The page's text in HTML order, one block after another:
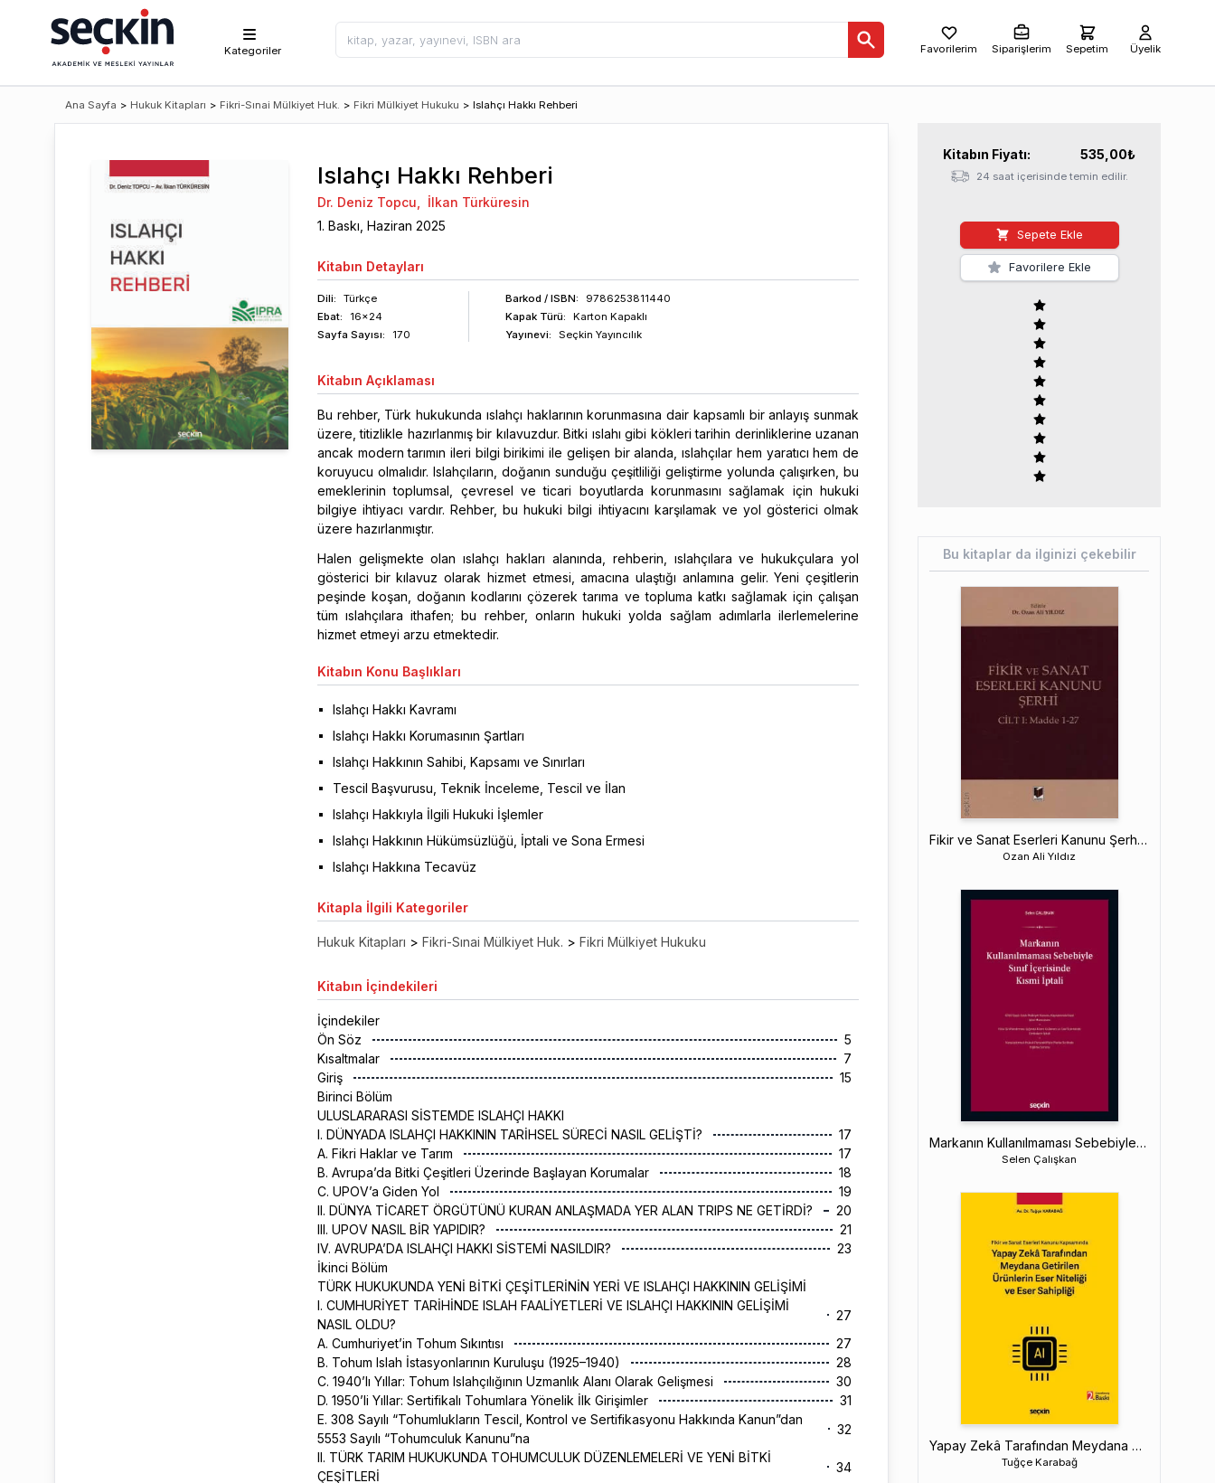
Kategoriler Favorilerim Siparişlerim Sepetim Üyelik
Ana Sayfa > Hukuk Kitapları > Fikri-Sınai Mülkiyet Huk. > Fikri Mülkiyet Hukuku > Islahçı Hakkı Rehberi
Islahçı Hakkı Rehberi
Dr. Deniz Topcu
İlkan Türküresin
1. Baskı, Haziran 2025
Kitabın Detayları
Dili:
Türkçe
Ebat:
16x24
Sayfa Sayısı: 170
Barkod / ISBN:
9786253811440
Kapak Türü:
Karton Kapaklı
Yayınevi:
Seçkin Yayıncılık
Kitabın Açıklaması
Bu rehber, Türk hukukunda ıslahçı haklarının korunmasına dair kapsamlı bir anlayış sunmak
üzere, titizlikle hazırlanmış bir kılavuzdur. Bitki ıslahı gibi kökleri tarihin derinliklerine uzanan
ancak modern tarımın ileri bilgi birikimi ile gelişen bir alanda, ıslahçılar hem yaratıcı hem de
koruyucu olmalıdır. Islahçıların, doğanın sunduğu çeşitliliği geliştirme yolunda çalışırken, bu
emeklerinin toplumsal, çevresel ve ticari boyutlarda korunmasını sağlamak için hukuki
bilgiye ihtiyacı vardır. Rehber, bu hukuki bilgi ihtiyacını karşılamak ve yol gösterici olmak
üzere hazırlanmıştır.
Halen gelişmekte olan ıslahçı hakları alanında, rehberin, ıslahçılara ve hukukçulara yol
gösterici bir kılavuz olarak hizmet etmesi, amacına ulaştığı anlamına gelir. Yeni çeşitlerin
peşinde koşan, doğanın kodlarını çözerek tarıma ve topluma katkı sağlamak için çalışan
tüm ıslahçılara ithafen; bu rehber, onların hukuki yolda sağlam adımlarla ilerlemelerine
hizmet etmeyi arzu etmektedir.
Kitabın Konu Başlıkları
Islahçı Hakkı Kavramı
Islahçı Hakkı Korumasının Şartları
Islahçı Hakkının Sahibi, Kapsamı ve Sınırları
Tescil Başvurusu, Teknik İnceleme, Tescil ve İlan
Islahçı Hakkıyla İlgili Hukuki İşlemler
Islahçı Hakkının Hükümsüzlüğü, İptali ve Sona Ermesi
Islahçı Hakkına Tecavüz
Kitapla İlgili Kategoriler
Hukuk Kitapları > Fikri-Sınai Mülkiyet Huk. > Fikri Mülkiyet Hukuku
Kitabın İçindekileri
İçindekiler
Ön Söz
5
Kısaltmalar
7
Giriş
15
Birinci Bölüm
ULUSLARARASI SİSTEMDE ISLAHÇI HAKKI
I. DÜNYADA ISLAHÇI HAKKININ TARİHSEL SÜRECİ NASIL GELİŞTİ?
17
A. Fikri Haklar ve Tarım
17
B. Avrupa’da Bitki Çeşitleri Üzerinde Başlayan Korumalar
18
C. UPOV’a Giden Yol
19
II. DÜNYA TİCARET ÖRGÜTÜNÜ KURAN ANLAŞMADA YER ALAN TRIPS NE GETİRDİ?
20
III. UPOV NASIL BİR YAPIDIR?
21
IV. AVRUPA’DA ISLAHÇI HAKKI SİSTEMİ NASILDIR?
23
İkinci Bölüm
TÜRK HUKUKUNDA YENİ BİTKİ ÇEŞİTLERİNİN YERİ VE ISLAHÇI HAKKININ GELİŞİMİ
I. CUMHURİYET TARİHİNDE ISLAH FAALİYETLERİ VE ISLAHÇI HAKKININ GELİŞİMİ
NASIL OLDU?
27
A. Cumhuriyet’in Tohum Sıkıntısı
27
B. Tohum Islah İstasyonlarının Kuruluşu (1925–1940)
28
C. 1940’lı Yıllar: Tohum Islahçılığının Uzmanlık Alanı Olarak Gelişmesi
30
D. 1950’li Yıllar: Sertifikalı Tohumlara Yönelik İlk Girişimler
31
E. 308 Sayılı “Tohumlukların Tescil, Kontrol ve Sertifikasyonu Hakkında Kanun”dan
5553 Sayılı “Tohumculuk Kanunu”na
32
II. TÜRK TARIM HUKUKUNDA TOHUMCULUK DÜZENLEMELERİ VE YENİ BİTKİ
ÇEŞİTLERİ
34
Kitabın Fiyatı: 535,00₺
24 saat içerisinde temin edilir.
Sepete Ekle
Favorilere Ekle
Bu kitaplar da ilginizi çekebilir
Fikir ve Sanat Eserleri Kanunu Şerhi (Cilt I: Madde 1–27)
Ozan Ali Yıldız
Markanın Kullanılmaması Sebebiyle Sınıf İçerisinde Kısmi İptali
Selen Çalışkan
Yapay Zekâ Tarafından Meydana Getirilen Ürünlerin Eser Niteliği ve Eser Sahipliği
Tuğçe Karabağ